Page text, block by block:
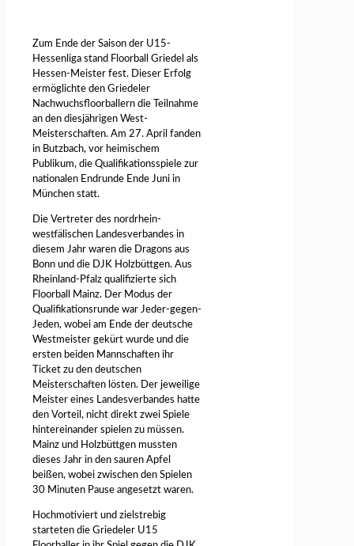
Zum Ende der Saison der U15-
Hessenliga stand Floorball Griedel als
Hessen-Meister fest. Dieser Erfolg
ermöglichte den Griedeler
Nachwuchsfloorballern die Teilnahme
an den diesjährigen West-
Meisterschaften. Am 27. April fanden
in Butzbach, vor heimischem
Publikum, die Qualifikationsspiele zur
nationalen Endrunde Ende Juni in
München statt.
Die Vertreter des nordrhein-
westfälischen Landesverbandes in
diesem Jahr waren die Dragons aus
Bonn und die DJK Holzbüttgen. Aus
Rheinland-Pfalz qualifizierte sich
Floorball Mainz. Der Modus der
Qualifikationsrunde war Jeder-gegen-
Jeden, wobei am Ende der deutsche
Westmeister gekürt wurde und die
ersten beiden Mannschaften ihr
Ticket zu den deutschen
Meisterschaften lösten. Der jeweilige
Meister eines Landesverbandes hatte
den Vorteil, nicht direkt zwei Spiele
hintereinander spielen zu müssen.
Mainz und Holzbüttgen mussten
dieses Jahr in den sauren Apfel
beißen, wobei zwischen den Spielen
30 Minuten Pause angesetzt waren.
Hochmotiviert und zielstrebig
starteten die Griedeler U15